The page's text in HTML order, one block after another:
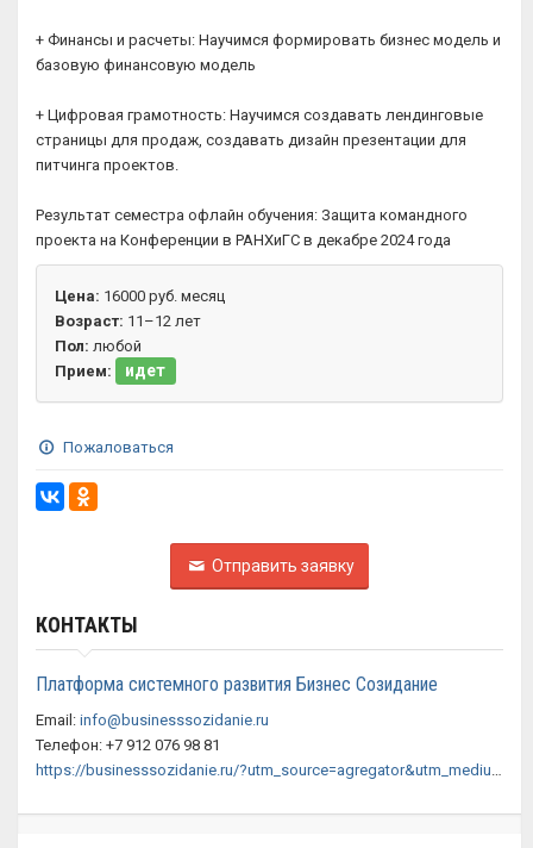
+ Финансы и расчеты: Научимся формировать бизнес модель и
базовую финансовую модель
+ Цифровая грамотность: Научимся создавать лендинговые
страницы для продаж, создавать дизайн презентации для
питчинга проектов.
Результат семестра офлайн обучения: Защита командного
проекта на Конференции в РАНХиГС в декабре 2024 года
Цена: 16000 руб. месяц
Возраст: 11–12 лет
Пол: любой
Прием:
идет
Пожаловаться
Отправить заявку
КОНТАКТЫ
Платформа системного развития Бизнес Созидание
Email: info@businesssozidanie.ru
Телефон: +7 912 076 98 81
https://businesssozidanie.ru/?utm_source=agregator&utm_medium=refer&utm_campaign=posleurokov